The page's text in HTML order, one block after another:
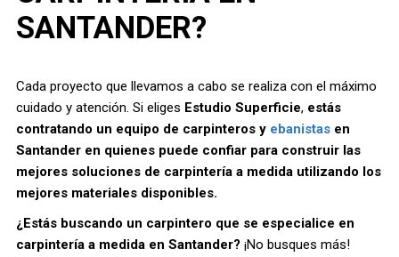
SANTANDER?
Cada proyecto que llevamos a cabo se realiza con el máximo
cuidado y atención. Si eliges Estudio Superficie, estás
contratando un equipo de carpinteros y ebanistasen
Santander en quienes puede confiar para construir las
mejores soluciones de carpintería a medida utilizando los
mejores materiales disponibles.
¿Estás buscando un carpintero que se especialice en
carpintería a medida en Santander? ¡No busques más!